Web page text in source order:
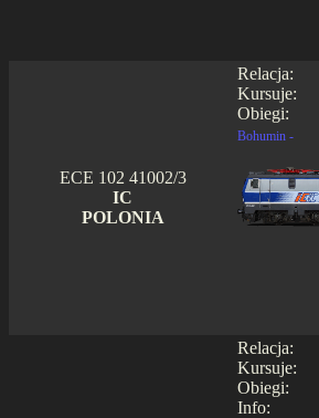
Relacja:
Kursuje:
Obiegi:
ECE 102 41002/3
IC
POLONIA
Bohumin -
Relacja:
Kursuje:
Obiegi:
Info: